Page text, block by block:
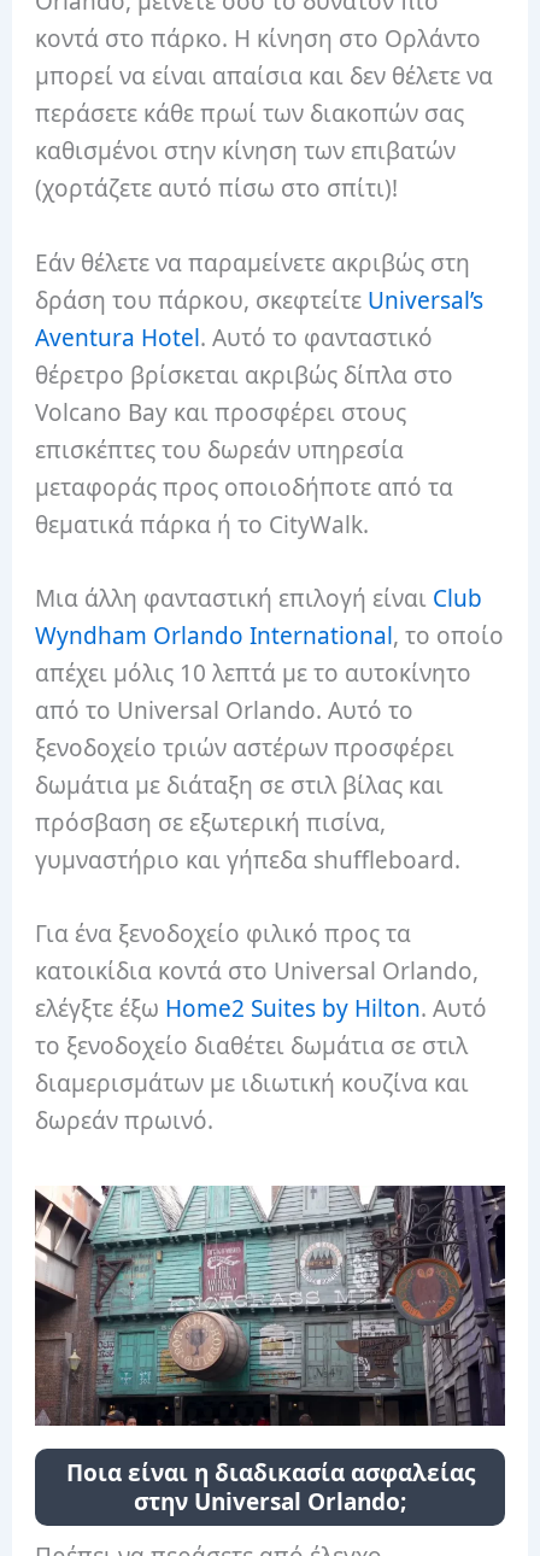
κοντά στο πάρκο. Η κίνηση στο Ορλάντο
μπορεί να είναι απαίσια και δεν θέλετε να
περάσετε κάθε πρωί των διακοπών σας
καθισμένοι στην κίνηση των επιβατών
(χορτάζετε αυτό πίσω στο σπίτι)!
Εάν θέλετε να παραμείνετε ακριβώς στη
δράση του πάρκου, σκεφτείτε Universal’s
Aventura Hotel. Αυτό το φανταστικό
θέρετρο βρίσκεται ακριβώς δίπλα στο
Volcano Bay και προσφέρει στους
επισκέπτες του δωρεάν υπηρεσία
μεταφοράς προς οποιοδήποτε από τα
θεματικά πάρκα ή το CityWalk.
Μια άλλη φανταστική επιλογή είναι Club
Wyndham Orlando International, το οποίο
απέχει μόλις 10 λεπτά με το αυτοκίνητο
από το Universal Orlando. Αυτό το
ξενοδοχείο τριών αστέρων προσφέρει
δωμάτια με διάταξη σε στιλ βίλας και
πρόσβαση σε εξωτερική πισίνα,
γυμναστήριο και γήπεδα shuffleboard.
Για ένα ξενοδοχείο φιλικό προς τα
κατοικίδια κοντά στο Universal Orlando,
ελέγξτε έξω Home2 Suites by Hilton. Αυτό
το ξενοδοχείο διαθέτει δωμάτια σε στιλ
διαμερισμάτων με ιδιωτική κουζίνα και
δωρεάν πρωινό.
Ποια είναι η διαδικασία ασφαλείας
στην Universal Orlando;